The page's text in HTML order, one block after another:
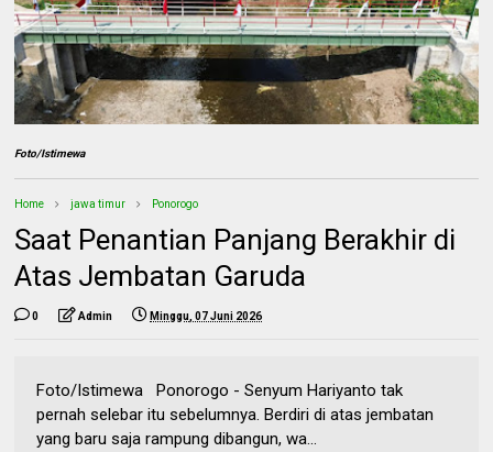
Foto/Istimewa
Home jawa timur Ponorogo
Saat Penantian Panjang Berakhir di
Atas Jembatan Garuda
0 Admin Minggu, 07 Juni 2026
Foto/Istimewa Ponorogo - Senyum Hariyanto tak
pernah selebar itu sebelumnya. Berdiri di atas jembatan
yang baru saja rampung dibangun, wa...